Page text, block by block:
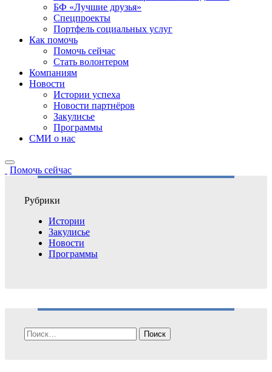
БФ «Лучшие друзья»
Спецпроекты
Портфель социальных услуг
Как помочь
Помочь сейчас
Стать волонтером
Компаниям
Новости
Истории успеха
Новости партнёров
Закулисье
Программы
СМИ о нас
Помочь сейчас
Рубрики
Истории
Закулисье
Новости
Программы
Найти: